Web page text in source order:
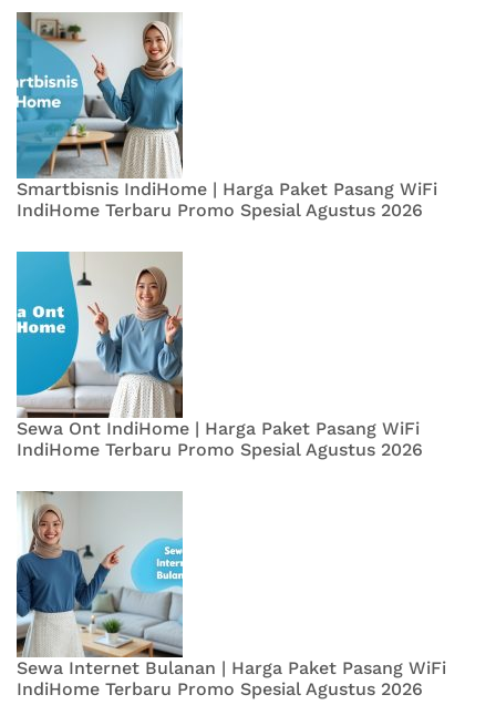
Smartbisnis IndiHome | Harga Paket Pasang WiFi
IndiHome Terbaru Promo Spesial Agustus 2026
Sewa Ont IndiHome | Harga Paket Pasang WiFi
IndiHome Terbaru Promo Spesial Agustus 2026
Sewa Internet Bulanan | Harga Paket Pasang WiFi
IndiHome Terbaru Promo Spesial Agustus 2026